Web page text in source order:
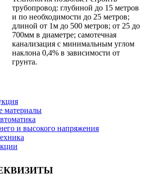
трубопровод: глубиной до 15 метров
и по необходимости до 25 метров;
длиной от 1м до 500 метров; от 25 до
700мм в диаметре; самотечная
канализация с минимальным углом
наклона 0,4% в зависимости от
грунта.
материалы
и высокого напряжения